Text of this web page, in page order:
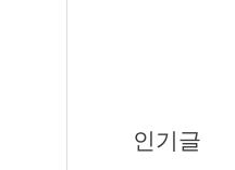
인기글